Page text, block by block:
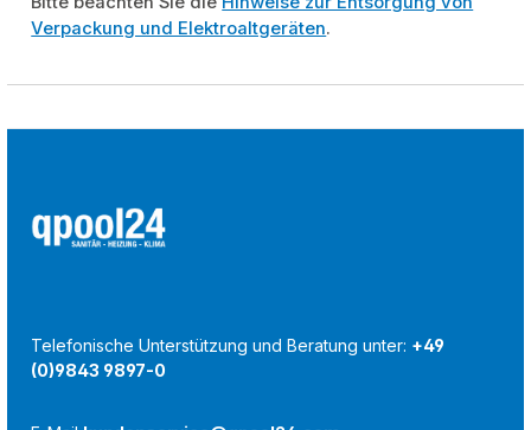
Verpackung und Elektroaltgeräten.
Telefonische Unterstützung und Beratung unter: +49
(0)9843 9897-0